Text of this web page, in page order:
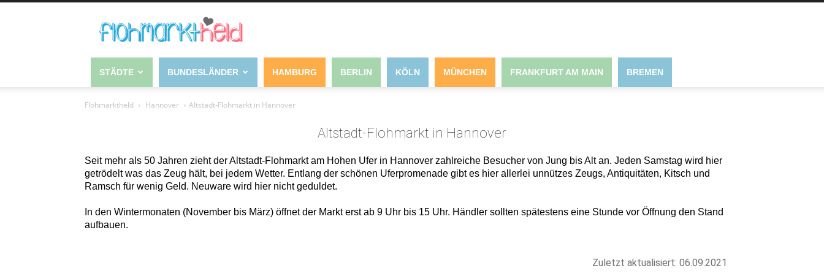
STÄDTE BUNDESLÄNDER HAMBURG BERLIN KÖLN MÜNCHEN FRANKFURT AM MAIN BREMEN
Flohmarktheld Hannover Altstadt-Flohmarkt in Hannover
Altstadt-Flohmarkt in Hannover
Seit mehr als 50 Jahren zieht der Altstadt-Flohmarkt am Hohen Ufer in Hannover zahlreiche Besucher von Jung bis Alt an. Jeden Samstag wird hier
getrödelt was das Zeug hält, bei jedem Wetter. Entlang der schönen Uferpromenade gibt es hier allerlei unnützes Zeugs, Antiquitäten, Kitsch und
Ramsch für wenig Geld. Neuware wird hier nicht geduldet.
In den Wintermonaten (November bis März) öffnet der Markt erst ab 9 Uhr bis 15 Uhr. Händler sollten spätestens eine Stunde vor Öffnung den Stand
aufbauen.
Zuletzt aktualisiert: 06.09.2021